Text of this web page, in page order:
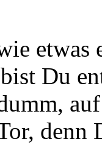
Du